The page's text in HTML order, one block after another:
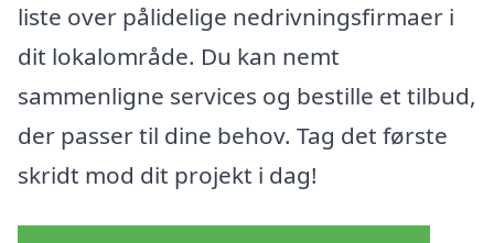
liste over pålidelige nedrivningsfirmaer i
dit lokalområde. Du kan nemt
sammenligne services og bestille et tilbud,
der passer til dine behov. Tag det første
skridt mod dit projekt i dag!